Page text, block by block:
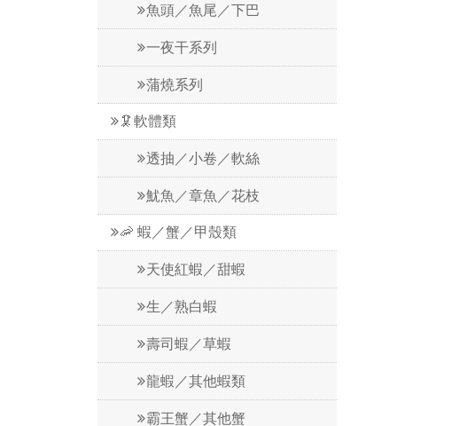
魚頭／魚尾／下巴
一夜干系列
蒲燒系列
🦑軟體類
透抽／小卷／軟絲
魷魚／章魚／花枝
🦐 蝦／蟹／甲殼類
天使紅蝦／甜蝦
生／熟白蝦
壽司蝦／草蝦
龍蝦／其他蝦類
霸王蟹／其他蟹